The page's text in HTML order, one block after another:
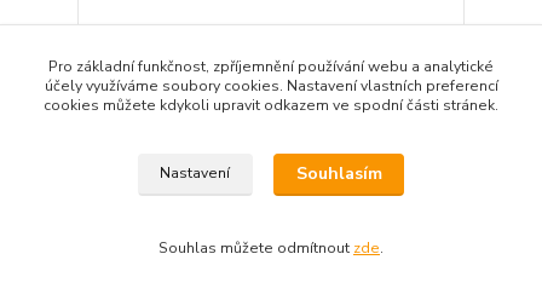
Gastronádoba GN 2/8 plná 65mm
Pro základní funkčnost, zpříjemnění používání webu a analytické
účely využíváme soubory cookies. Nastavení vlastních preferencí
cookies můžete kdykoli upravit odkazem ve spodní části stránek.
Nastavení Souhlasím
Souhlas můžete odmítnout zde.